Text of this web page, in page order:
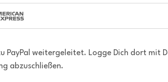
PayPal weitergeleitet. Logge Dich dort mit
abzuschließen.